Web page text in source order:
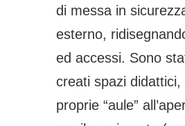
di messa in
esterno,
ed accessi. Sono
creati spazi didattici,
proprie “aule”